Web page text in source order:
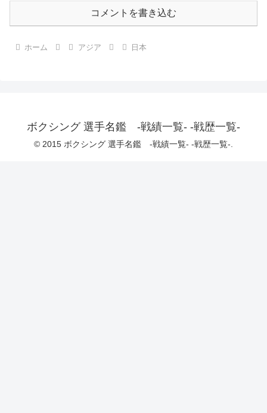
コメントを書き込む
ホーム アジア 日本
ボクシング 選手名鑑 -戦績一覧- -戦歴一覧-
© 2015 ボクシング 選手名鑑 -戦績一覧- -戦歴一覧-.